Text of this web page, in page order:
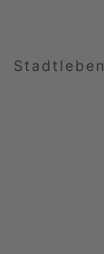
Stadtleben